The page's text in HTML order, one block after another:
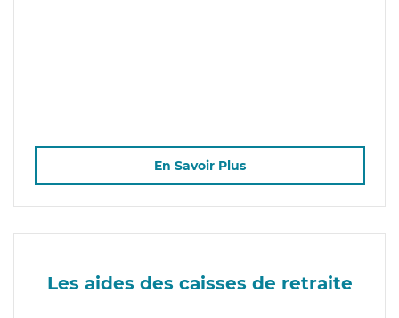
En Savoir Plus
Les aides des caisses de retraite